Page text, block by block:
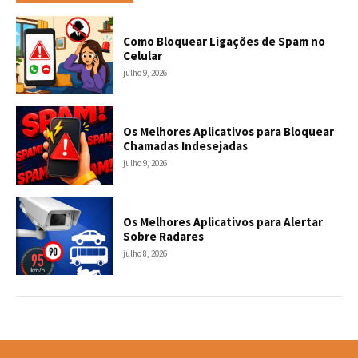
Como Bloquear Ligações de Spam no
Celular
julho 9, 2026
Os Melhores Aplicativos para Bloquear
Chamadas Indesejadas
julho 9, 2026
Os Melhores Aplicativos para Alertar
Sobre Radares
julho 8, 2026